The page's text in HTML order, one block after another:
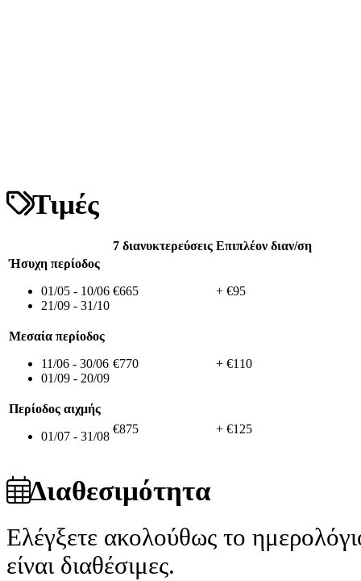
Τιμές
7 διανυκτερεύσεις Επιπλέον διαν/ση
Ήσυχη περίοδος
01/05 - 10/06
21/09 - 31/10
€665 + €95
Μεσαία περίοδος
11/06 - 30/06
01/09 - 20/09
€770 + €110
Περίοδος αιχμής
01/07 - 31/08
€875 + €125
Διαθεσιμότητα
Ελέγξετε ακολούθως το
είναι διαθέσιμες.